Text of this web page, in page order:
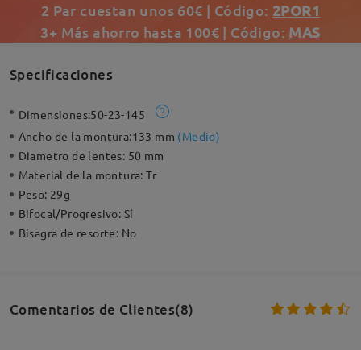
2 Par cuestan unos 60€ | Código: 2POR1
3+ Más ahorro hasta 100€ | Código: MAS
Specificaciones
Dimensiones:50-23-145
Ancho de la montura:133 mm (Medio)
Diametro de lentes: 50 mm
Material de la montura:Tr
Peso: 29g
Bifocal/Progresivo: Sí
Bisagra de resorte: No
Comentarios de Clientes(8)